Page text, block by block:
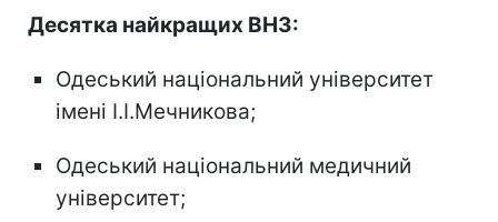
Десятка найкращих ВНЗ:
Одеський національний університет
імені І.І.Мечникова;
Одеський національний медичний
університет;